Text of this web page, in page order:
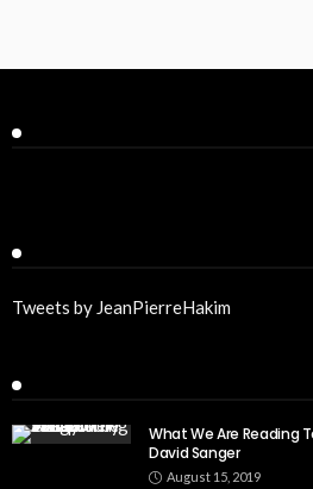
Tweets by JeanPierreHakim
What We Are Reading
David Sanger
August 15, 2019